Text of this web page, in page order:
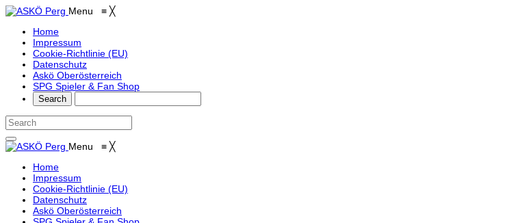
Menu ≡ ╳
Home
Impressum
Cookie-Richtlinie (EU)
Datenschutz
Askö Oberösterreich
SPG Spieler & Fan Shop
Menu ≡ ╳
Home
Impressum
Cookie-Richtlinie (EU)
Datenschutz
Askö Oberösterreich